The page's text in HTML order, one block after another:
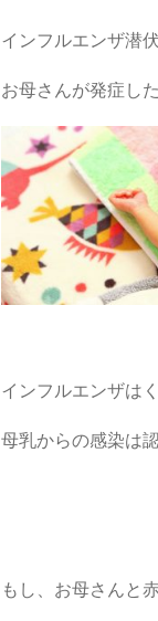
インフルエンザ潜
お母さんが発症し
インフルエンザは
母乳からの感染は
もし、お母さんと